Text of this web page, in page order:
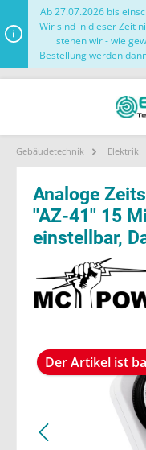
Ab 27.07.2026 bis
Wir sind in dieser Zeit
stehen wir - wie
Bestellung werden
Gebäudetechnik Elektrik
Analoge
''AZ-41'' 15
einstellbar,
Der Artikel ist